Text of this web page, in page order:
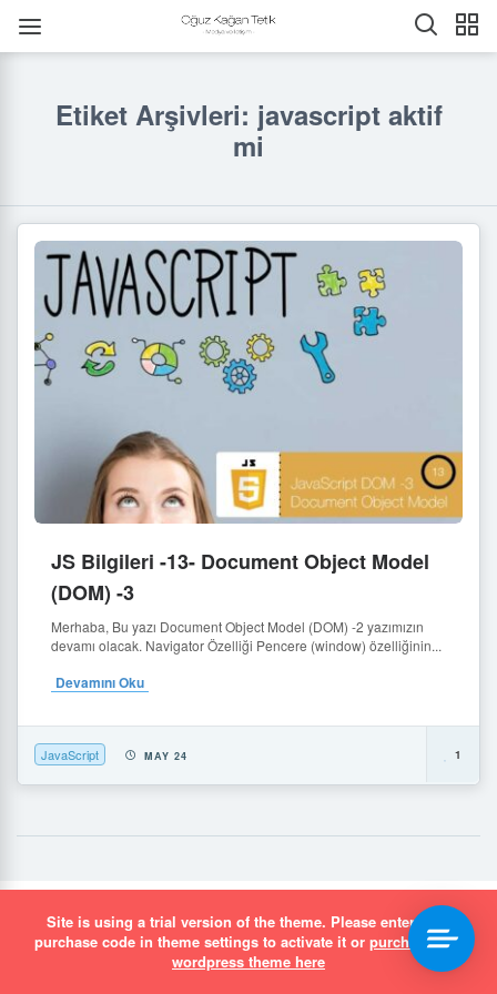
Etiket Arşivleri: javascript aktif
mi
JS Bilgileri -13- Document Object Model
(DOM) -3
Merhaba, Bu yazı Document Object Model (DOM) -2 yazımızın
devamı olacak. Navigator Özelliği Pencere (window) özelliğinin...
Devamını Oku
JavaScript MAY 24 1
simurgh.media Dijital Çözümler
Site is using a trial version of the theme. Please enter your
purchase code in theme settings to activate it or purchase this
wordpress theme here